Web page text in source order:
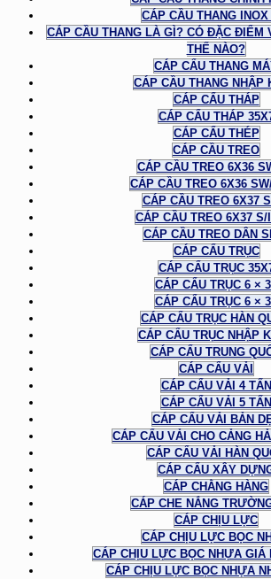
CÁP CẦU THANG INOX
CÁP CẦU THANG LÀ GÌ? CÓ ĐẶC ĐIỂM
THẾ NÀO?
CÁP CẨU THANG
CÁP CẦU THANG NHẬP
CÁP CẨU THÁP
CÁP CẨU THÁP
CÁP CẨU THÉP
CÁP CẦU TREO
CÁP CẦU TREO 6X36
CÁP CẦU TREO 6X36
CÁP CẦU TREO 6X37
CÁP CẦU TREO 6X37 S/
CÁP CẦU TREO DÂN
CÁP CẨU TRỤC
CÁP CẨU TRỤC
CÁP CẨU TRỤC 6 ×
CÁP CẨU TRỤC 6 ×
CÁP CẨU TRỤC HÀN
CÁP CẨU TRỤC NHẬP
CÁP CẨU TRUNG
CÁP CẨU VẢI
CÁP CẨU VẢI 4 TẤN
CÁP CẨU VẢI 5 TẤN
CÁP CẨU VẢI BẢN
CÁP CẨU VẢI CHO CẢNG
CÁP CẨU VẢI HÀN
CÁP CẨU XÂY
CÁP CHẰNG HÀNG
CÁP CHE NẮNG
CÁP CHỊU LỰC
CÁP CHỊU LỰC BỌC
CÁP CHỊU LỰC BỌC NHỰA GIÁ
CÁP CHỊU LỰC BỌC NHỰA